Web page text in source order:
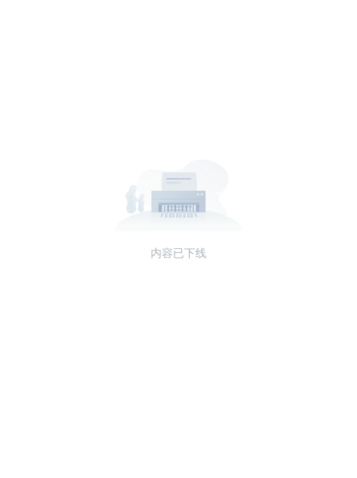
内容已下线